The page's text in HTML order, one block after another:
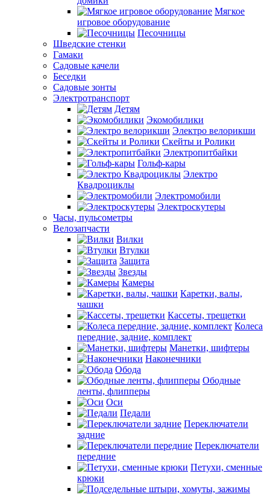
Мягкое
игровое оборудование
Песочницы
Шведские стенки
Гамаки
Садовые качели
Беседки
Садовые зонты
Электротранспорт
Детям
Экомобилики
Электро велорикши
Скейты и Ролики
Электропитбайки
Гольф-кары
Электро
Квадроциклы
Электромобили
Электроскутеры
Часы, пульсометры
Велозапчасти
Вилки
Втулки
Защита
Звезды
Камеры
Каретки, валы,
чашки
Кассеты, трещетки
Колеса
передние, задние, комплект
Манетки, шифтеры
Наконечники
Обода
Ободные
ленты, флипперы
Оси
Педали
Переключатели
задние
Переключатели
передние
Петухи, сменные
крюки